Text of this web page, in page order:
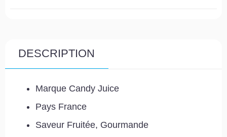
DESCRIPTION
Marque Candy Juice
Pays France
Saveur Fruitée, Gourmande